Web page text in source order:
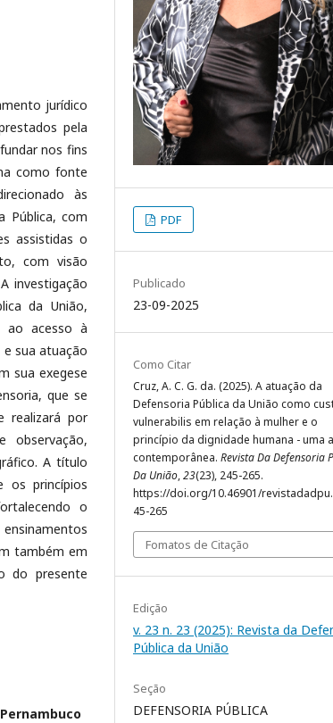
jurídico
pela
nos fins
como fonte
às
Pública, com
assistidas o
com visão
investigação
da União,
ao acesso à
sua atuação
sua exegese
que se
realizará por
observação,
A título
os princípios
o
também em
do presente
PDF
Publicado
23-09-2025
Como Citar
Cruz, A. C. G. da. (2025). A atuação da
Defensoria Pública da União como
vulnerabilis em relação à mulher e o
princípio da dignidade humana - uma
contemporânea. Revista Da Defensoria
Da União,23(23), 245-265.
https://doi.org/10.46901/
45-265
Fomatos de Citação
Edição
v. 23 n. 23 (2025): Revista da
Pública da União
Seção
DEFENSORIA PÚBLICA